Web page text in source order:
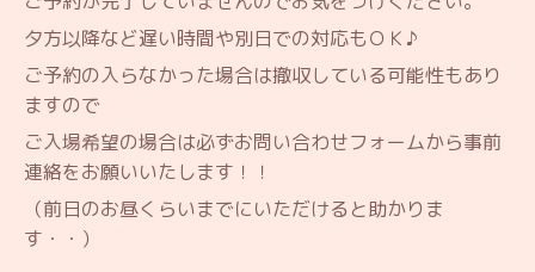
夕方以降など遅い時間や別日での対応もＯＫ♪
ご予約の入らなかった場合は撤収している可能性もあり
ますので
ご入場希望の場合は必ずお問い合わせフォームから事前
連絡をお願いいたします！！
（前日のお昼くらいまでにいただけると助かりま
す・・）